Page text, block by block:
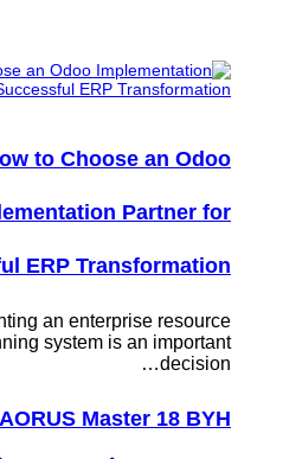
to Choose an Odoo
Partner for
ERP Transformation
an enterprise resource
system is an important
decision…